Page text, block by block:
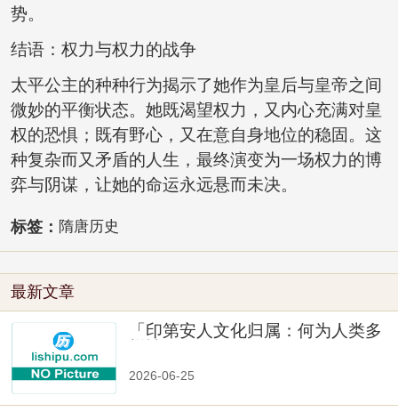
势。
结语：权力与权力的战争
太平公主的种种行为揭示了她作为皇后与皇帝之间
微妙的平衡状态。她既渴望权力，又内心充满对皇
权的恐惧；既有野心，又在意自身地位的稳固。这
种复杂而又矛盾的人生，最终演变为一场权力的博
弈与阴谋，让她的命运永远悬而未决。
标签： 隋唐历史
最新文章
「印第安人文化归属：何为人类多
2026-06-25